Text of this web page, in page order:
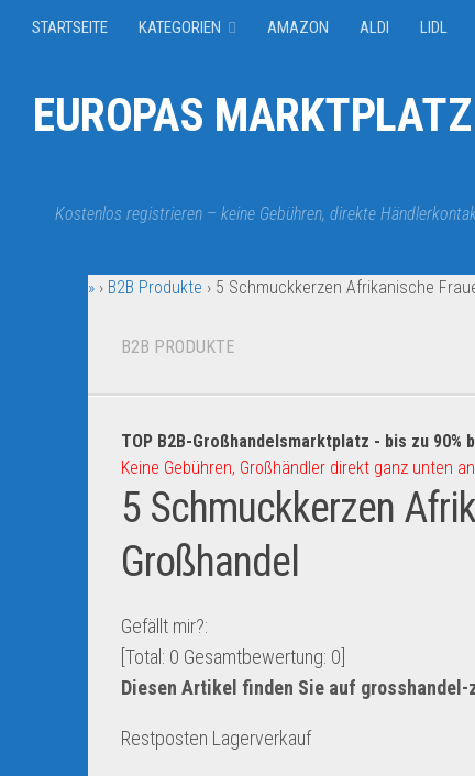
STARTSEITE KATEGORIEN AMAZON ALDI LIDL
EUROPAS
Kostenlos registrieren – keine Gebühren, direkte
» › B2B Produkte › 5 Schmuckkerzen Afrikanische
B2B PRODUKTE
TOP B2B-Großhandelsmarktplatz - bis zu 90%
Keine Gebühren, Großhändler direkt ganz unten
5 Schmuckkerzen
Großhandel
Gefällt mir?:
[Total: 0 Gesamtbewertung: 0
Diesen Artikel finden Sie auf grosshandel-
Restposten Lagerverkauf